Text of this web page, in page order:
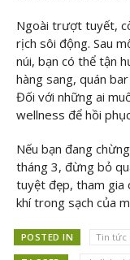
Ngoài trượt tuyết,
rịch sôi động. Sau
núi, bạn có thể tận
hàng sang, quán
Đối với những ai
wellness để hồi
Nếu bạn đang
tháng 3, đừng bỏ
tuyệt đẹp, tham gia
khí trong sạch của
POSTED IN Tin tức